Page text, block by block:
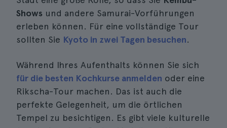
Shows und andere Samurai-Vorführungen
erleben können. Für eine vollständige Tour
sollten Sie Kyoto in zwei Tagen besuchen.
Während Ihres Aufenthalts können Sie sich
für die besten Kochkurse anmelden oder eine
Rikscha-Tour machen. Das ist auch die
perfekte Gelegenheit, um die örtlichen
Tempel zu besichtigen. Es gibt viele kulturelle